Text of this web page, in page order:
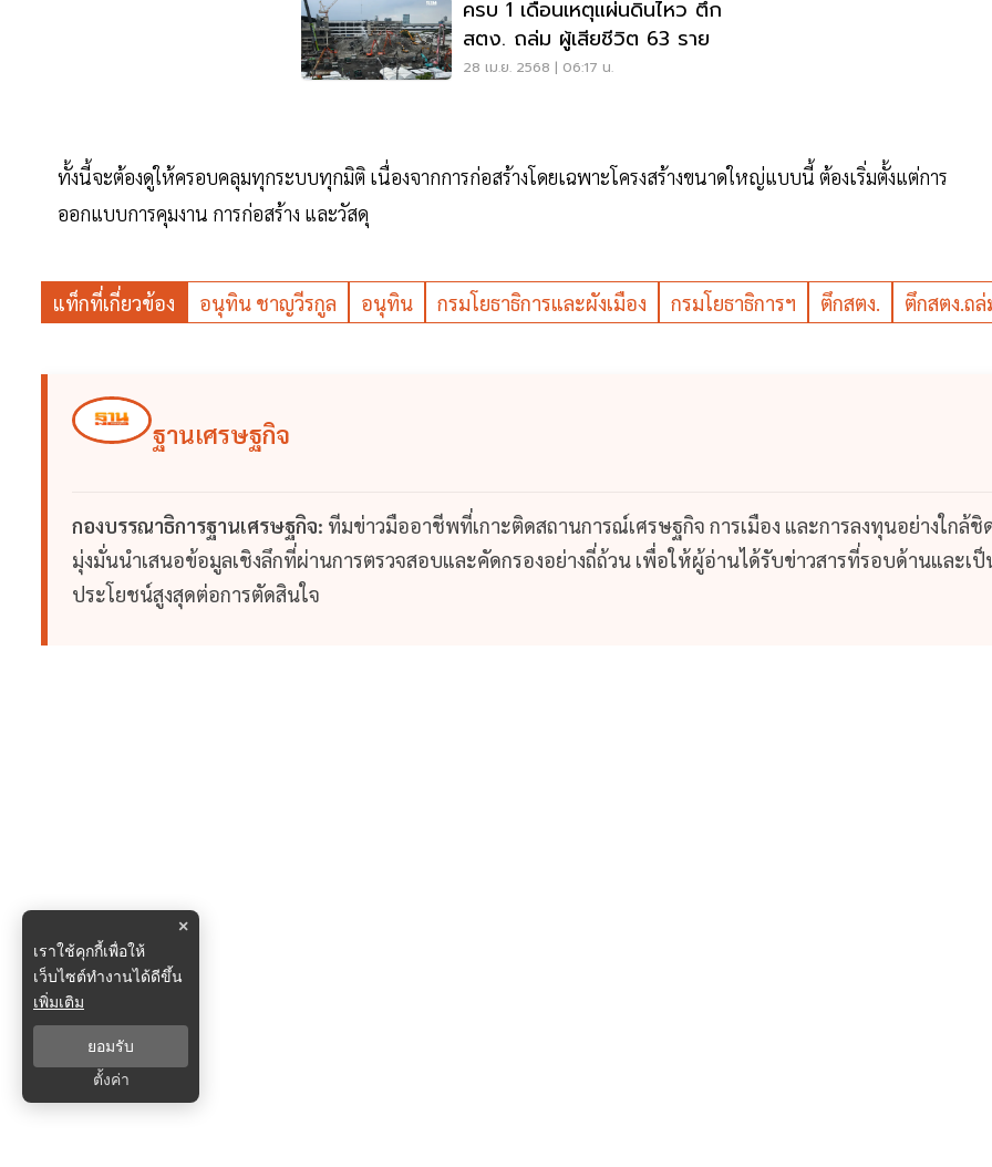
ครบ 1 เดือนเหตุแผ่นดินไหว ตึก
สตง. ถล่ม ผู้เสียชีวิต 63 ราย
28 เม.ย. 2568 | 06:17 น.
ทั้งนี้จะต้องดูให้ครอบคลุมทุกระบบทุกมิติ เนื่องจากการก่อสร้างโดยเฉพาะโครงสร้างขนาดใหญ่แบบนี้ ต้องเริ่มตั้งแต่การ
ออกแบบการคุมงาน การก่อสร้าง และวัสดุ
แท็กที่เกี่ยวข้อง อนุทิน ชาญวีรกูล อนุทิน กรมโยธาธิการและผังเมือง กรมโยธาธิการฯ ตึกสตง. ตึกสตง.ถล่
ฐานเศรษฐกิจ
กองบรรณาธิการฐานเศรษฐกิจ: ทีมข่าวมืออาชีพที่เกาะติดสถานการณ์เศรษฐกิจ การเมือง และการลงทุนอย่างใกล้ชิ
มุ่งมั่นนำเสนอข้อมูลเชิงลึกที่ผ่านการตรวจสอบและคัดกรองอย่างถี่ถ้วน เพื่อให้ผู้อ่านได้รับข่าวสารที่รอบด้านและเป็
ประโยชน์สูงสุดต่อการตัดสินใจ
×
เราใช้คุกกี้เพื่อให้
เว็บไซต์ทำงานได้ดีขึ้น
เพิ่มเติม
ยอมรับ
ตั้งค่า